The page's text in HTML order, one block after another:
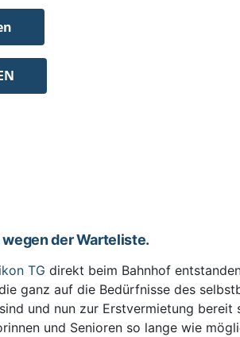
der Warteliste.
TG direkt beim Bahnhof
ganz auf die Bedürfnisse des
und nun zur Erstvermietung bereit
und Senioren so lange wie